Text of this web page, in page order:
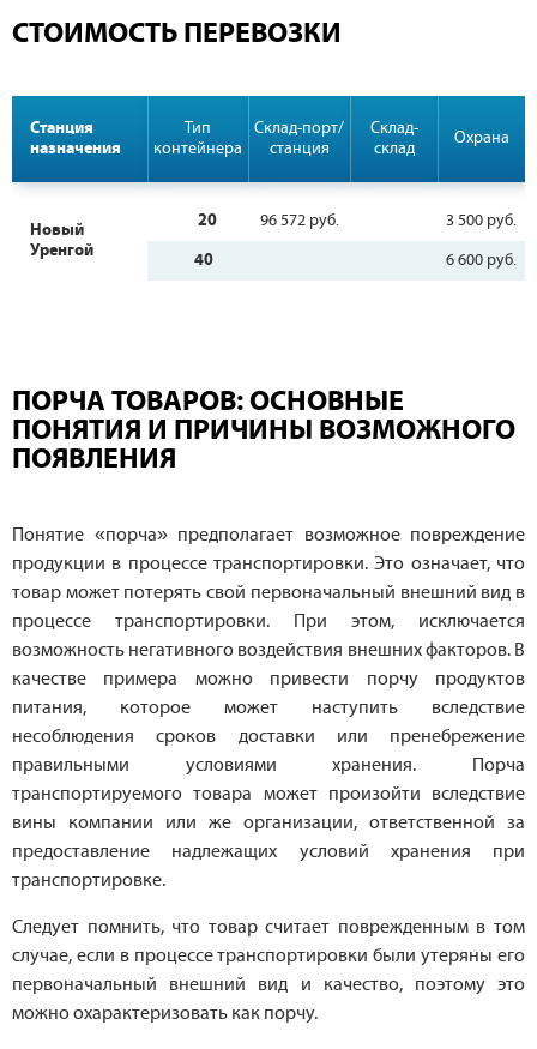
СТОИМОСТЬ ПЕРЕВОЗКИ
Станция
назначения
Тип
контейнера
Склад-порт/
станция
Склад-
склад
Охрана
Новый
Уренгой
20 96 572 руб. 3 500 руб.
40 6 600 руб.
ПОРЧА ТОВАРОВ: ОСНОВНЫЕ
ПОНЯТИЯ И ПРИЧИНЫ ВОЗМОЖНОГО
ПОЯВЛЕНИЯ
Понятие «порча» предполагает возможное повреждение
продукции в процессе транспортировки. Это означает, что
товар может потерять свой первоначальный внешний вид в
процессе транспортировки. При этом, исключается
возможность негативного воздействия внешних факторов. В
качестве примера можно привести порчу продуктов
питания, которое может наступить вследствие
несоблюдения сроков доставки или пренебрежение
правильными условиями хранения. Порча
транспортируемого товара может произойти вследствие
вины компании или же организации, ответственной за
предоставление надлежащих условий хранения при
транспортировке.
Следует помнить, что товар считает поврежденным в том
случае, если в процессе транспортировки были утеряны его
первоначальный внешний вид и качество, поэтому это
можно охарактеризовать как порчу.